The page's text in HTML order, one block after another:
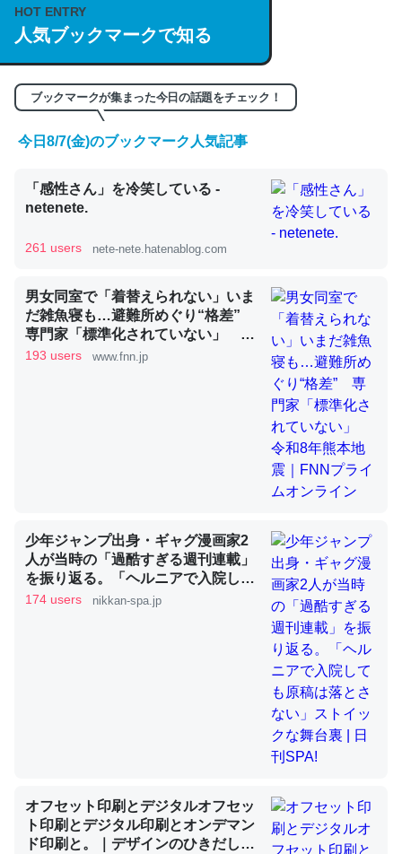
/064121
─GPTの仕組みと限界についての考察（１） - conceptualization
くらい。小説でいう「ずっと前の伏線」は回収されないけ
ど、短期記憶というには多い分量。進化すればするほど分
─GPTの仕組みと限界についての考察（１） - conceptualization
昆虫ってカルシウム少ないのか。知らんかった。調べたら
コオロギのカルシウム分はエビの600分の1程度。
─ニュース :: 【研究発表】昆虫学の大問題＝「昆虫はなぜ海にいな
論文では「淡水はカルシウムも酸素も不足してて両方に不
利だから両方が拮抗してるのでは」とあって面白い。海に
いる鋏角類（カブトガニ・ウミグモ）はカルシウムを使わ
ずキチンを強化してる筈だが、酵素が違うのか？
─ニュース :: 【研究発表】昆虫学の大問題＝「昆虫はなぜ海にいな
これを元に考えるとカルシウムを大量に使う脊椎動物と貝
ジになったり努力してるし。
─ニュース :: 【研究発表】昆虫学の大問題＝「昆虫はなぜ海にいな
いのか」に関する新仮説
HOT ENTRY
人気ブックマークで知る
ブックマークが集まった今日の話題をチェック！
今日8/7(金)のブックマーク人気記事
「感性さん」を冷笑している -
netenete.
261 users nete-nete.hatenablog.com
男女同室で「着替えられない」いま
だ雑魚寝も…避難所めぐり“格差”
専門家「標準化されていない」 令
和8年熊本地震｜FNNプライムオン
193 users www.fnn.jp
少年ジャンプ出身・ギャグ漫画家2
人が当時の「過酷すぎる週刊連載」
を振り返る。「ヘルニアで入院して
も原稿は落とさない」ストイックな
174 users nikkan-spa.jp
オフセット印刷とデジタルオフセッ
ト印刷とデジタル印刷とオンデマン
ド印刷と。｜デザインのひきだし